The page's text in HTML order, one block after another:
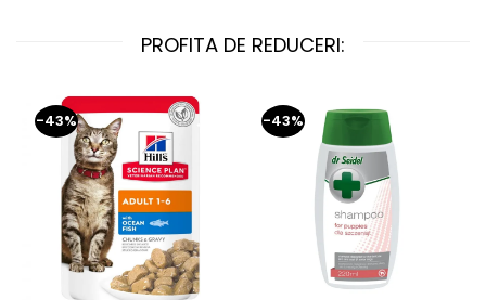
PROFITA DE REDUCERI:
-43% -43%